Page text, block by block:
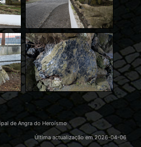
de Angra do Heroísmo
Última actualização em2026-04-06